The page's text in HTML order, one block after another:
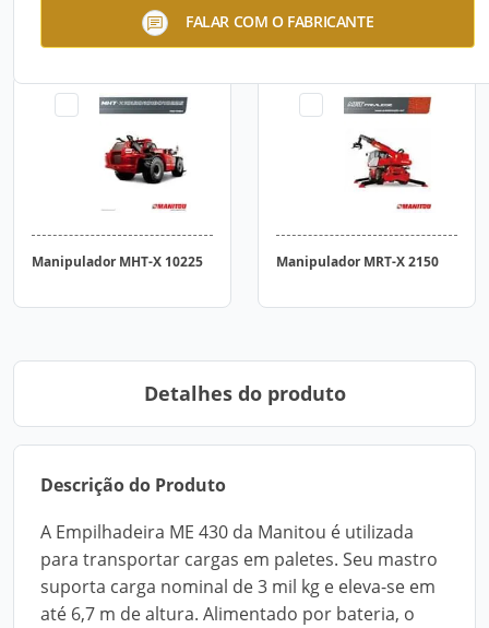
FALAR COM O FABRICANTE
Manipulador MHT-X 10120
Manipulador MHT-X 10225 Manipulador MRT-X 2150
Detalhes do produto
Descrição do Produto
A Empilhadeira ME 430 da Manitou é utilizada
para transportar cargas em paletes. Seu mastro
suporta carga nominal de 3 mil kg e eleva-se em
até 6,7 m de altura. Alimentado por bateria, o